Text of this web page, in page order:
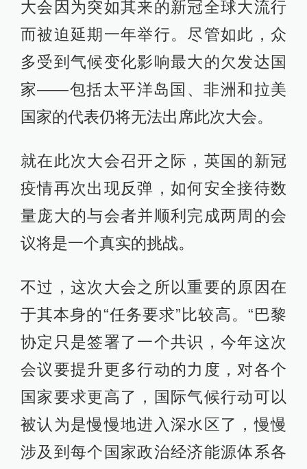
大会因为突如其来的新冠全球大流行
而被迫延期一年举行。尽管如此，众
多受到气候变化影响最大的欠发达国
家——包括太平洋岛国、非洲和拉美
国家的代表仍将无法出席此次大会。
就在此次大会召开之际，英国的新冠
疫情再次出现反弹，如何安全接待数
量庞大的与会者并顺利完成两周的会
议将是一个真实的挑战。
不过，这次大会之所以重要的原因在
于其本身的“任务要求”比较高。“巴黎
协定只是签署了一个共识，今年这次
会议要提升更多行动的力度，对各个
国家要求更高了，国际气候行动可以
被认为是慢慢地进入深水区了，慢慢
涉及到每个国家政治经济能源体系各